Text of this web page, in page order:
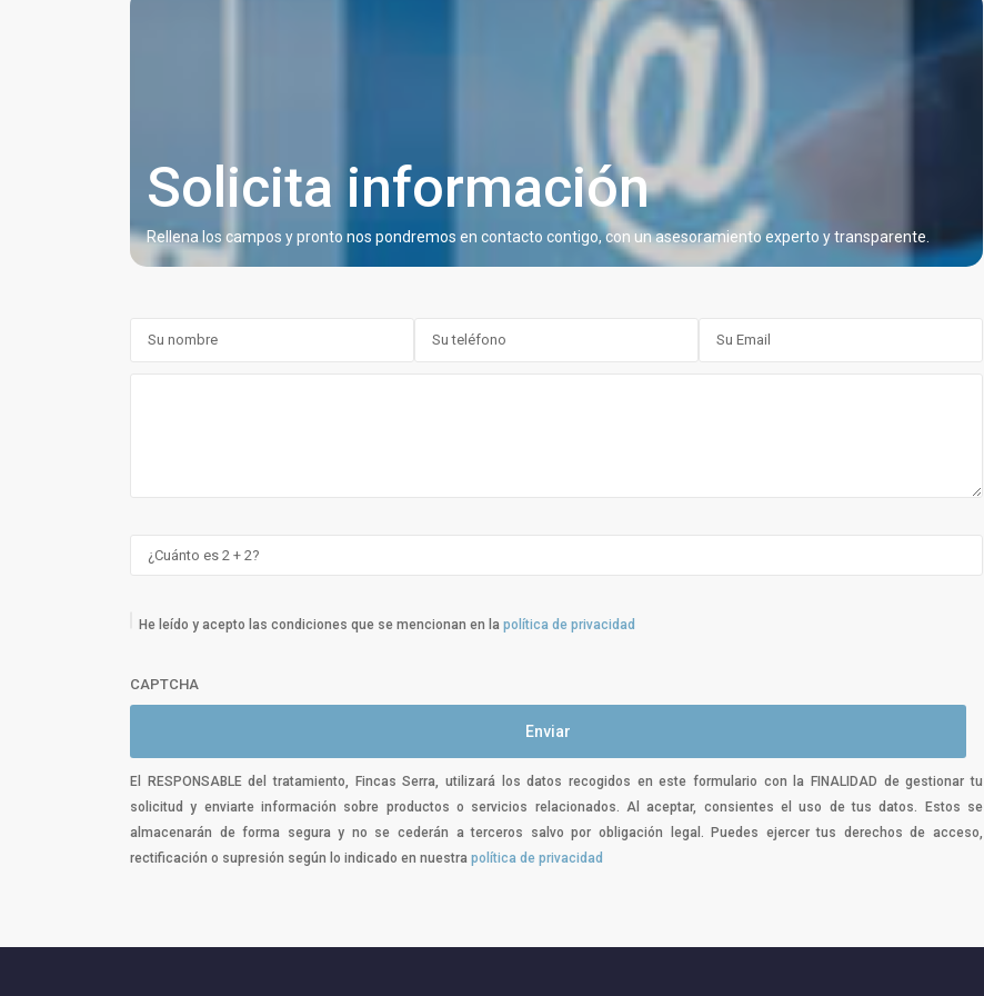
Solicita información
Rellena los campos y pronto nos pondremos en contacto contigo, con un asesoramiento experto y transparente.
He leído y acepto las condiciones que se mencionan en la política de privacidad
CAPTCHA
El RESPONSABLE del tratamiento, Fincas Serra, utilizará los datos recogidos en este formulario con la FINALIDAD de gestionar tu
solicitud y enviarte información sobre productos o servicios relacionados. Al aceptar, consientes el uso de tus datos. Estos se
almacenarán de forma segura y no se cederán a terceros salvo por obligación legal. Puedes ejercer tus derechos de acceso,
rectificación o supresión según lo indicado en nuestra política de privacidad